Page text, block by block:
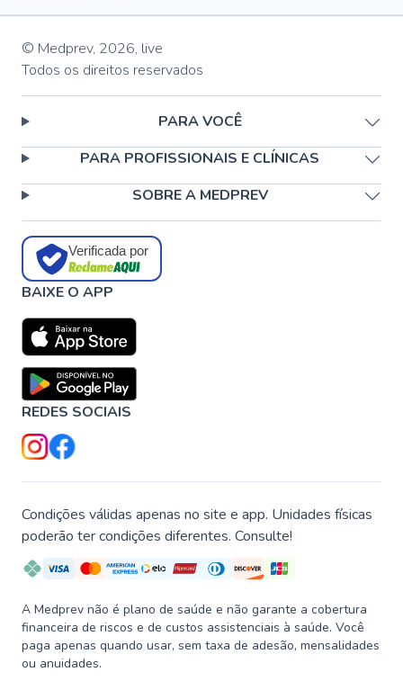
© Medprev, 2026, live
Todos os direitos reservados
PARA VOCÊ
PARA PROFISSIONAIS E CLÍNICAS
SOBRE A MEDPREV
Verificada por
BAIXE O APP
REDES SOCIAIS
Condições válidas apenas no site e app. Unidades físicas
poderão ter condições diferentes. Consulte!
A Medprev não é plano de saúde e não garante a cobertura
financeira de riscos e de custos assistenciais à saúde. Você
paga apenas quando usar, sem taxa de adesão, mensalidades
ou anuidades.